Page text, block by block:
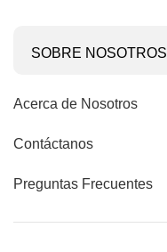
SOBRE NOSOTROS
Acerca de Nosotros
Contáctanos
Preguntas Frecuentes